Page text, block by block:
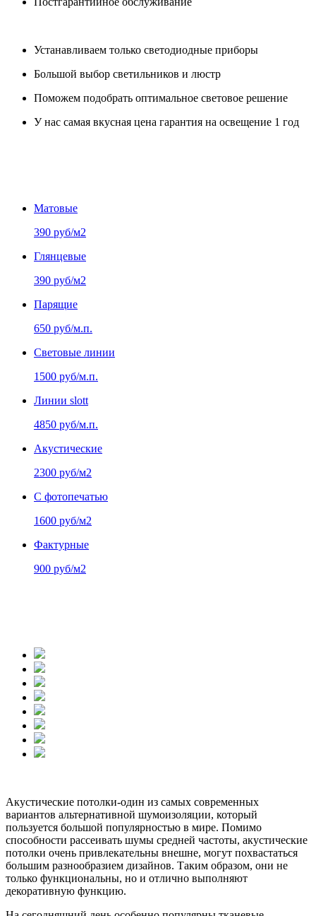
Устанавливаем только светодиодные приборы
Большой выбор светильников и люстр
Поможем подобрать оптимальное световое решение
У нас самая вкусная цена гарантия на освещение 1 год
Матовые
390 руб/м2
Глянцевые
390 руб/м2
Парящие
650 руб/м.п.
Световые линии
1500 руб/м.п.
Линии slott
4850 руб/м.п.
Акустические
2300 руб/м2
С фотопечатью
1600 руб/м2
Фактурные
900 руб/м2
Акустические потолки-один из самых современных
вариантов альтернативной шумоизоляции, который
пользуется большой популярностью в мире. Помимо
способности рассеивать шумы средней частоты, акустические
потолки очень привлекательны внешне, могут похвастаться
большим разнообразием дизайнов. Таким образом, они не
только функциональны, но и отлично выполняют
декоративную функцию.